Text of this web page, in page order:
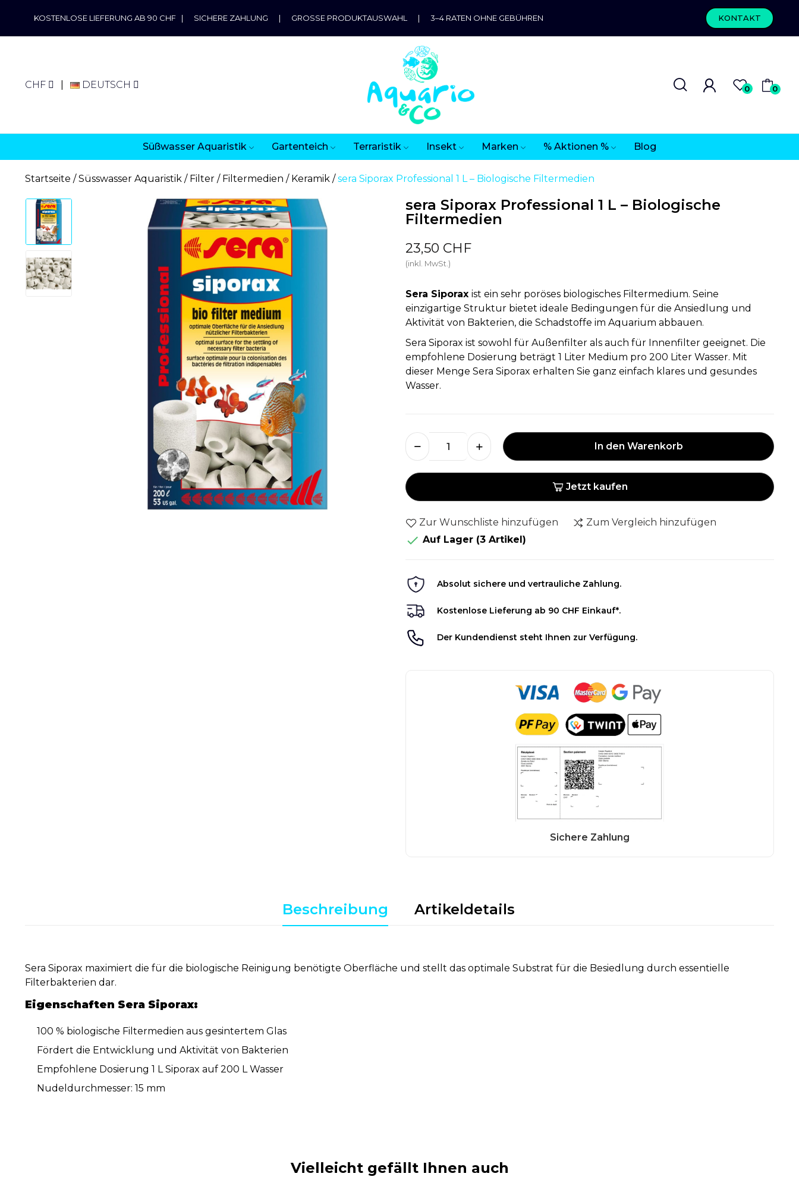
KOSTENLOSE LIEFERUNG AB 90 CHF | SICHERE ZAHLUNG | GROSSE PRODUKTAUSWAHL | 3–4 RATEN OHNE GEBÜHREN KONTAKT
CHF DEUTSCH 0 0
Süßwasser Aquaristik Gartenteich Terraristik Insekt Marken % Aktionen % Blog
Startseite Süsswasser Aquaristik Filter Filtermedien Keramik sera Siporax Professional 1 L – Biologische Filtermedien
sera Siporax Professional 1 L – Biologische
Filtermedien
23,50 CHF
(inkl. MwSt.)
Sera Siporax ist ein sehr poröses biologisches Filtermedium. Seine
einzigartige Struktur bietet ideale Bedingungen für die Ansiedlung und
Aktivität von Bakterien, die Schadstoffe im Aquarium abbauen.
Sera Siporax ist sowohl für Außenfilter als auch für Innenfilter geeignet. Die
empfohlene Dosierung beträgt 1 Liter Medium pro 200 Liter Wasser. Mit
dieser Menge Sera Siporax erhalten Sie ganz einfach klares und gesundes
Wasser.
In den Warenkorb
Jetzt kaufen
Zur Wunschliste hinzufügen Zum Vergleich hinzufügen
 Auf Lager (3 Artikel)
Absolut sichere und vertrauliche Zahlung.
Kostenlose Lieferung ab 90 CHF Einkauf*.
Der Kundendienst steht Ihnen zur Verfügung.
Beschreibung Artikeldetails
Sera Siporax maximiert die für die biologische Reinigung benötigte Oberfläche und stellt das optimale Substrat für die Besiedlung durch essentielle
Filterbakterien dar.
Eigenschaften Sera Siporax:
100 % biologische Filtermedien aus gesintertem Glas
Fördert die Entwicklung und Aktivität von Bakterien
Empfohlene Dosierung 1 L Siporax auf 200 L Wasser
Nudeldurchmesser: 15 mm
Vielleicht gefällt Ihnen auch